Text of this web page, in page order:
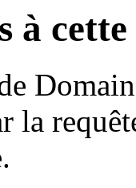
à
la